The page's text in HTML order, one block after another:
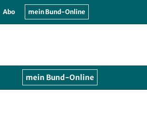
mein Bund-Online
Abo mein Bund-Online